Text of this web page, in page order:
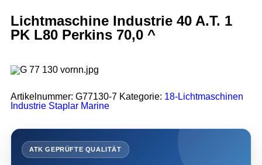
Lichtmaschine Industrie 40 A.T. 1
PK L80 Perkins 70,0 ^
Artikelnummer: G77130-7 Kategorie: 18-Lichtmaschinen
Industrie Staplar Marine
ATK GEPRÜFTE QUALITÄT